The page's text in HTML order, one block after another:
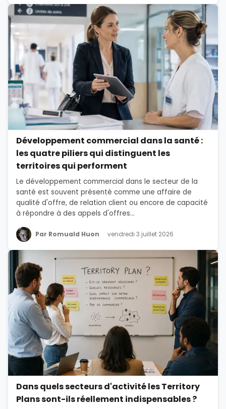
Développement commercial dans la santé :
les quatre piliers qui distinguent les
territoires qui performent
Le développement commercial dans le secteur de la
santé est souvent présenté comme une affaire de
qualité d'offre, de relation client ou encore de capacité
à répondre à des appels d'offres...
Par Romuald Huon vendredi 3 juillet 2026
Dans quels secteurs d'activité les Territory
Plans sont-ils réellement indispensables ?